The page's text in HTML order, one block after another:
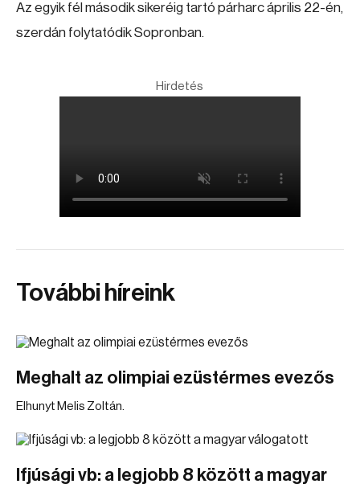
Az egyik fél második sikeréig tartó párharc április 22-én,
szerdán folytatódik Sopronban.
Hirdetés
További híreink
Meghalt az olimpiai ezüstérmes evezős
Elhunyt Melis Zoltán.
Ifjúsági vb: a legjobb 8 között a magyar